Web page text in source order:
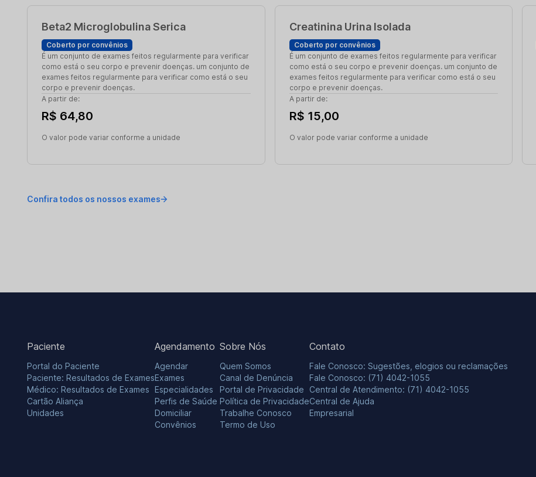
Beta2 Microglobulina Serica
Coberto por convênios
É um conjunto de exames feitos regularmente para verificar
como está o seu corpo e prevenir doenças. um conjunto de
exames feitos regularmente para verificar como está o seu
corpo e prevenir doenças.
A partir de:
R$ 64,80
O valor pode variar conforme a unidade
Creatinina Urina Isolada
Coberto por convênios
É um conjunto de exames feitos regularmente para verificar
como está o seu corpo e prevenir doenças. um conjunto de
exames feitos regularmente para verificar como está o seu
corpo e prevenir doenças.
A partir de:
R$ 15,00
O valor pode variar conforme a unidade
Confira todos os nossos exames
Paciente
Portal do Paciente
Paciente: Resultados de Exames
Médico: Resultados de Exames
Cartão Aliança
Unidades
Agendamento
Agendar
Exames
Especialidades
Perfis de Saúde
Domiciliar
Convênios
Sobre Nós
Quem Somos
Canal de Denúncia
Portal de Privacidade
Política de Privacidade
Trabalhe Conosco
Termo de Uso
Contato
Fale Conosco: Sugestões, elogios ou reclamações
Fale Conosco: (71) 4042-1055
Central de Atendimento: (71) 4042-1055
Central de Ajuda
Empresarial